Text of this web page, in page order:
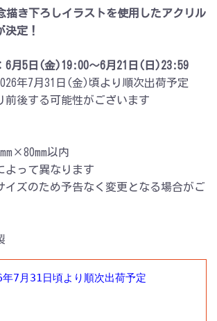
描き下ろしイラストを使用したアクリル
決定！
月5日(金)19:00～6月21日(日)23:59
年7月31日(金)頃より順次出荷予定
後する可能性がございます
以内
って異なります
ズのため予告なく変更となる場合がご
7月31日頃より順次出荷予定